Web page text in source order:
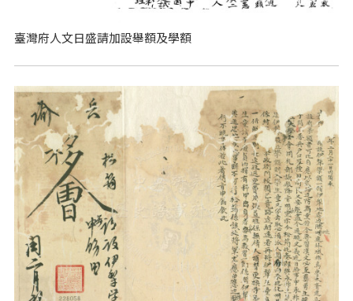
臺灣府人文日盛請加設舉額及學額